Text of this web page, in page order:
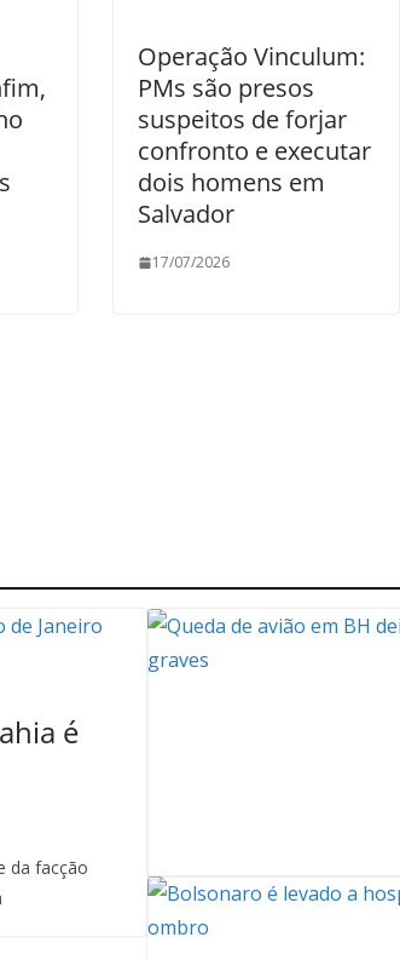
Operação Vinculum:
PMs são presos
suspeitos de forjar
confronto e executar
dois homens em
Salvador
17/07/2026
é
da facção